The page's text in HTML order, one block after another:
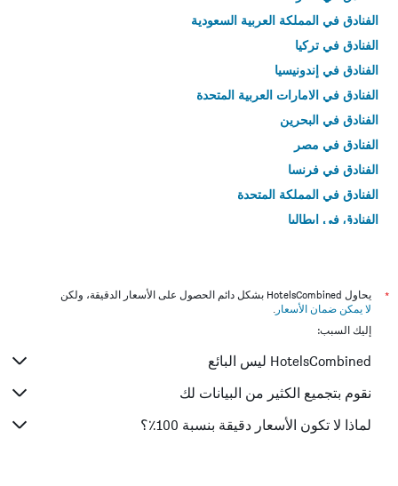
الفنادق في المملكة العربية السعودية
الفنادق في تركيا
الفنادق في إندونيسيا
الفنادق في الامارات العربية المتحدة
الفنادق في البحرين
الفنادق في مصر
الفنادق في فرنسا
الفنادق في المملكة المتحدة
الفنادق في إيطاليا
*
يحاول HotelsCombined بشكل دائم الحصول على الأسعار الدقيقة، ولكن
لا يمكن ضمان الأسعار .
إليك السبب:
HotelsCombined ليس البائع
نقوم بتجميع الكثير من البيانات لك
لماذا لا تكون الأسعار دقيقة بنسبة 100٪؟